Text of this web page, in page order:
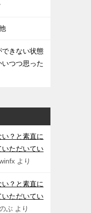
できない状態
つつ思った
？と素直に
いただいてい
より
？と素直に
いただいてい
ぶ より